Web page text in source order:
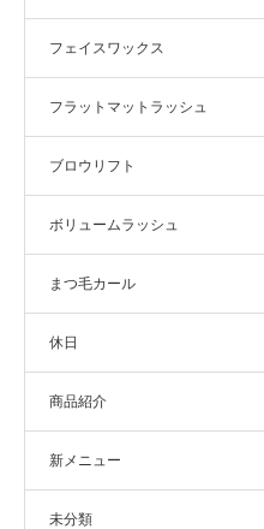
フェイスワックス
フラットマットラッシュ
ブロウリフト
ボリュームラッシュ
まつ毛カール
休日
商品紹介
新メニュー
未分類